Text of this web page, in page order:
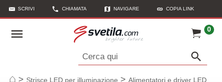
SCRIVI CHIAMATA NAVIGARE COPIA LINK
0
Cerca qui
> Strisce LED per illuminazione > Alimentatori e driver LED